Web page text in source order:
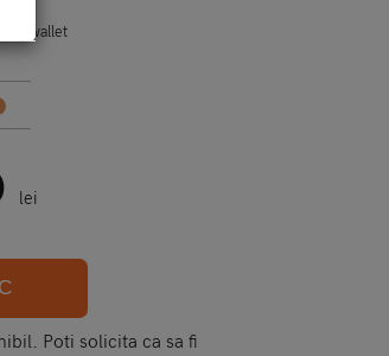
wallet
lei
Poti solicita ca sa fi